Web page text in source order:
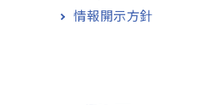
情報開示方針